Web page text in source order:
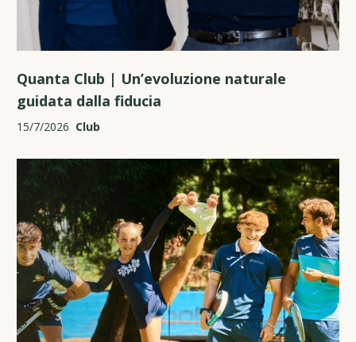
Quanta Club | Un’evoluzione naturale
guidata dalla fiducia
15/7/2026 Club